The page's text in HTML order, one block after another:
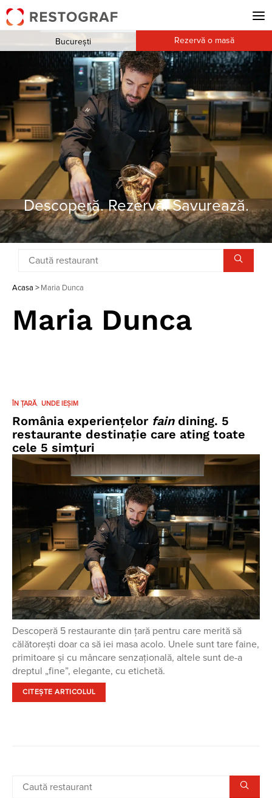
Descoperă. Rezervă. Savurează.
București Rezervă o masă
Acasa > Maria Dunca
Maria Dunca
ÎN ȚARĂ UNDE IEȘIM
România experiențelor faindining. 5
restaurante destinație care ating toate
cele 5 simțuri
Descoperă 5 restaurante din țară pentru care merită să
călătorești doar ca să iei masa acolo. Unele sunt tare faine,
primitoare și cu mâncare senzațională, altele sunt de-a
dreptul „fine”, elegante, cu etichetă.
CITEȘTE ARTICOLUL